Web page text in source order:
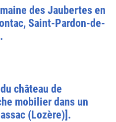
des Jaubertes en
Saint-Pardon-de-
château de
mobilier dans un
(Lozère)].